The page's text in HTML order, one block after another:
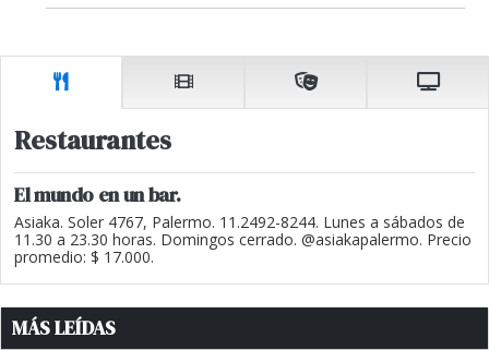
Restaurantes
El mundo en un bar.
Asiaka. Soler 4767, Palermo. 11.2492-8244. Lunes a sábados de
11.30 a 23.30 horas. Domingos cerrado. @asiakapalermo. Precio
promedio: $ 17.000.
MÁS LEÍDAS